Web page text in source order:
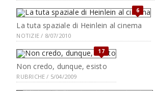
6
La tuta spaziale di Heinlein al cinema
NOTIZIE / 8/07/2010
17
Non credo, dunque, esisto
RUBRICHE / 5/04/2009